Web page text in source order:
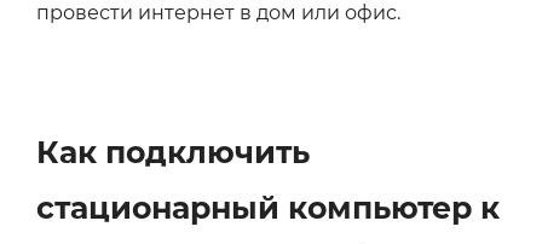
провести интернет в дом или офис.
Как подключить
стационарный компьютер к